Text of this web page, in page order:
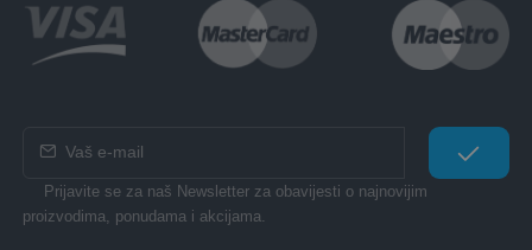
Prijavite se za naš Newsletter za obavijesti o najnovijim
proizvodima, ponudama i akcijama.